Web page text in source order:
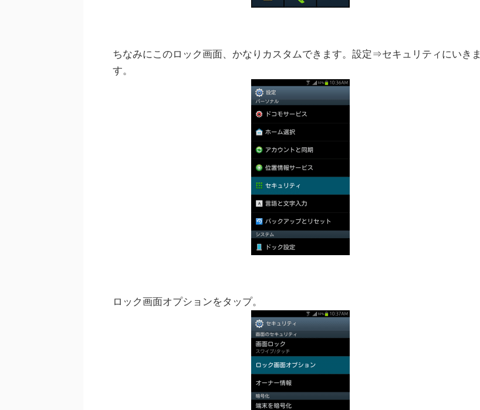
ちなみにこのロック画面、かなりカスタムできます。設定⇒セキュリティにいきま
す。
ロック画面オプションをタップ。